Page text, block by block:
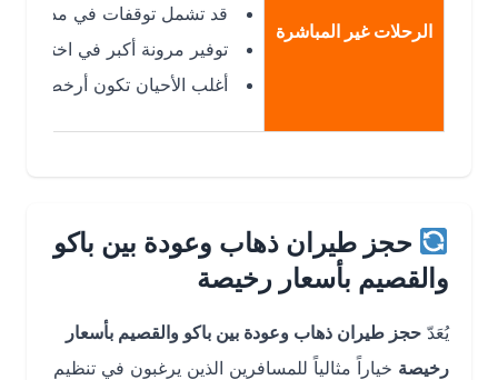
الرحلات غير المباشرة
قد تشمل توقفات في مدن مثل دبي
توفير مرونة أكبر في اختيار شركات
أغلب الأحيان تكون أرخص من
حجز طيران ذهاب وعودة بين باكو
والقصيم بأسعار رخيصة
حجز طيران ذهاب وعودة بين باكو والقصيم بأسعار
رخيصة خياراً مثالياً للمسافرين الذين يرغبون في تنظيم